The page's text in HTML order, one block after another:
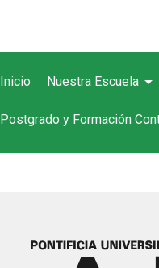
Inicio Nuestra Escuela arrow_drop_down
Postgrado y Formación